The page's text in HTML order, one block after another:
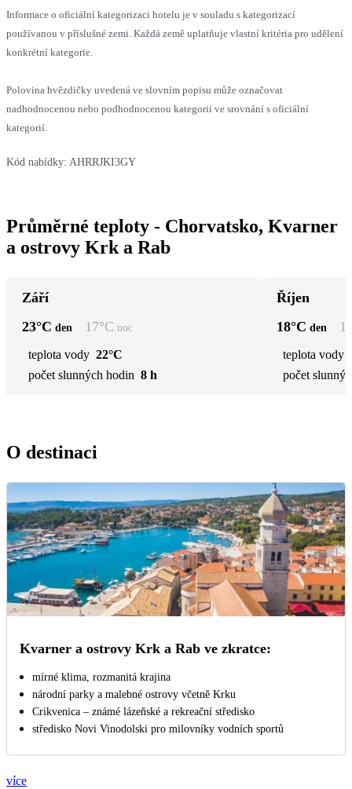
Informace o oficiální kategorizaci hotelu je v souladu s kategorizací
používanou v příslušné zemi. Každá země uplatňuje vlastní kritéria pro udělení
konkrétní kategorie.
Polovina hvězdičky uvedená ve slovním popisu může označovat
nadhodnocenou nebo podhodnocenou kategorii ve srovnání s oficiální
kategorií.
Kód nabídky: AHRRJKI3GY
Průměrné teploty - Chorvatsko, Kvarner
a ostrovy Krk a Rab
Září
23°C den 17°C noc
teplota vody 22°C
počet slunných hodin 8 h
Říjen
18°C den
teplota vody
počet
O destinaci
Kvarner a ostrovy Krk a Rab ve zkratce:
mírné klima, rozmanitá krajina
národní parky a malebné ostrovy včetně Krku
Crikvenica – známé lázeňské a rekreační středisko
středisko Novi Vinodolski pro milovníky vodních sportů
více